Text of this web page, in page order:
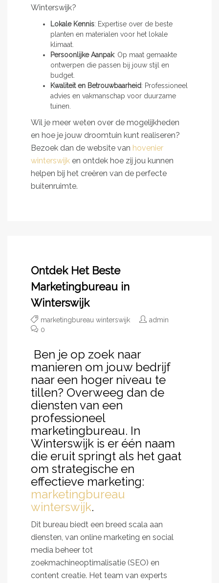
Winterswijk?
Lokale Kennis: Expertise over de beste
planten en materialen voor het lokale
klimaat.
Persoonlijke Aanpak: Op maat gemaakte
ontwerpen die passen bij jouw stijl en
budget.
Kwaliteit en Betrouwbaarheid: Professioneel
advies en vakmanschap voor duurzame
tuinen.
Wil je meer weten over de mogelijkheden
en hoe je jouw droomtuin kunt realiseren?
Bezoek dan de website van hovenier
winterswijk en ontdek hoe zij jou kunnen
helpen bij het creëren van de perfecte
buitenruimte.
Ontdek Het Beste
Marketingbureau in
Winterswijk
marketingbureau winterswijk
admin
0
Ben je op zoek naar
manieren om jouw bedrijf
naar een hoger niveau te
tillen? Overweeg dan de
diensten van een
professioneel
marketingbureau. In
Winterswijk is er één naam
die eruit springt als het gaat
om strategische en
effectieve marketing:
marketingbureau
winterswijk.
Dit bureau biedt een breed scala aan
diensten, van online marketing en social
media beheer tot
zoekmachineoptimalisatie (SEO) en
content creatie. Het team van experts